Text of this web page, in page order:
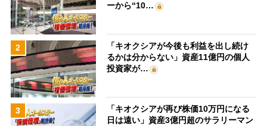
ーから“10…
2
「キオクシアが今後も利益を出し続け
るかは分からない」資産11億円の個人
投資家が…
3
「キオクシアが再び株価10万円になる
日は遠い」資産3億円超のサラリーマン